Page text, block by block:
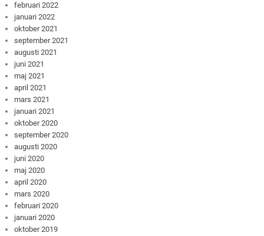
februari 2022
januari 2022
oktober 2021
september 2021
augusti 2021
juni 2021
maj 2021
april 2021
mars 2021
januari 2021
oktober 2020
september 2020
augusti 2020
juni 2020
maj 2020
april 2020
mars 2020
februari 2020
januari 2020
oktober 2019